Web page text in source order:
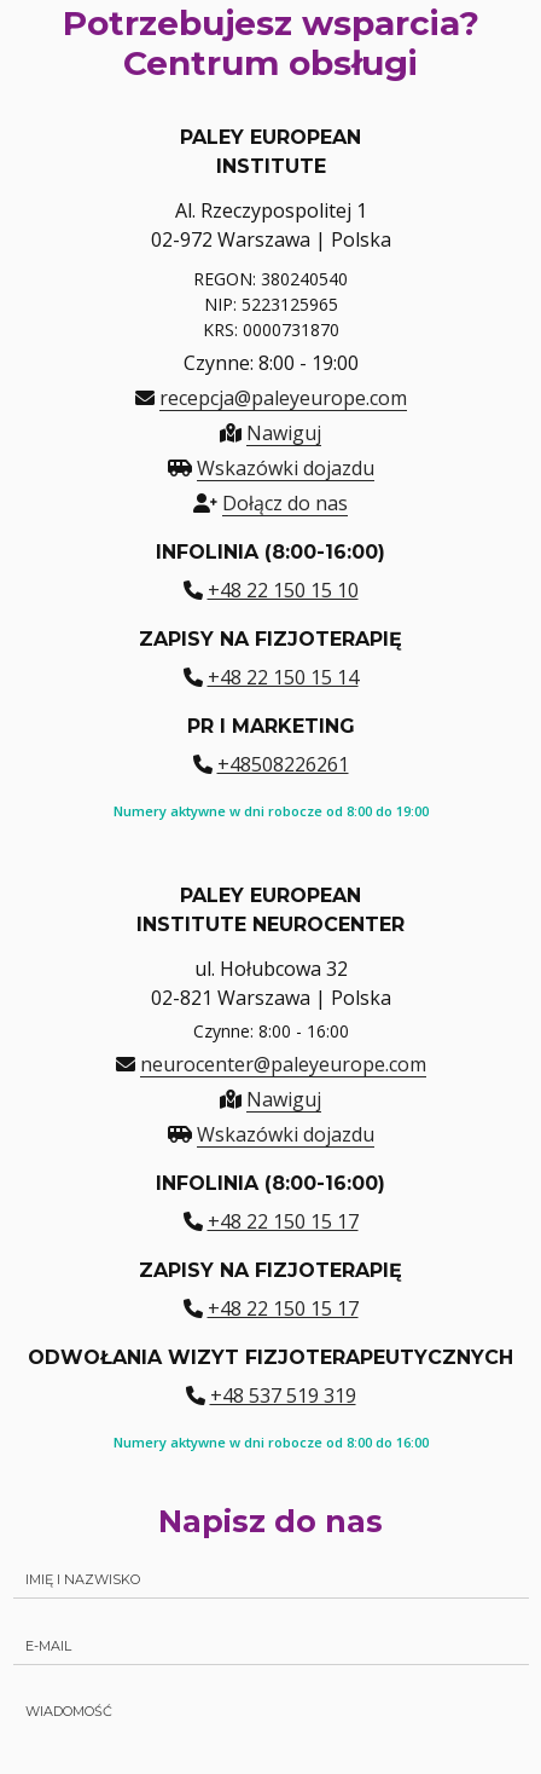
Potrzebujesz wsparcia?
Centrum obsługi
PALEY EUROPEAN
INSTITUTE
Al. Rzeczypospolitej 1
02-972 Warszawa | Polska
REGON: 380240540
NIP: 5223125965
KRS: 0000731870
Czynne: 8:00 - 19:00
recepcja@paleyeurope.com
Nawiguj
Wskazówki dojazdu
Dołącz do nas
INFOLINIA (8:00-16:00)
+48 22 150 15 10
ZAPISY NA FIZJOTERAPIĘ
+48 22 150 15 14
PR I MARKETING
+48508226261
Numery aktywne w dni robocze od 8:00 do 19:00
PALEY EUROPEAN
INSTITUTE NEUROCENTER
ul. Hołubcowa 32
02-821 Warszawa | Polska
Czynne: 8:00 - 16:00
neurocenter@paleyeurope.com
Nawiguj
Wskazówki dojazdu
INFOLINIA (8:00-16:00)
+48 22 150 15 17
ZAPISY NA FIZJOTERAPIĘ
+48 22 150 15 17
ODWOŁANIA WIZYT FIZJOTERAPEUTYCZNYCH
+48 537 519 319
Numery aktywne w dni robocze od 8:00 do 16:00
Napisz do nas